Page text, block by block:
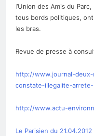
l’Union des Amis du
tous bords politiques, ont
les bras.
Revue de presse à
http://www.journal-
constate-illegalite-
http://www.actu-
Le Parisien du 21.04.2012